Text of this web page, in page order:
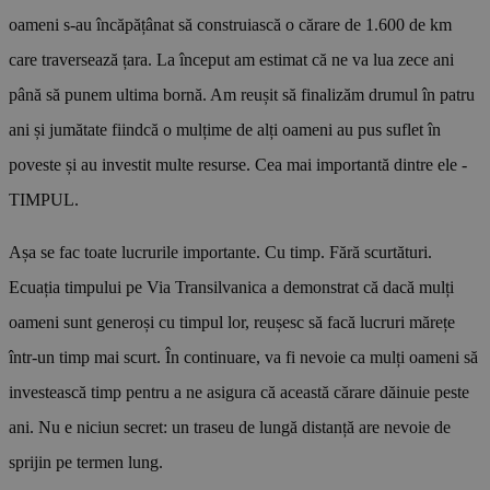
oameni s-au încăpățânat să construiască o cărare de 1.600 de km
care traversează țara. La început am estimat că ne va lua zece ani
până să punem ultima bornă. Am reușit să finalizăm drumul în patru
ani și jumătate fiindcă o mulțime de alți oameni au pus suflet în
poveste și au investit multe resurse. Cea mai importantă dintre ele -
TIMPUL.
Așa se fac toate lucrurile importante. Cu timp. Fără scurtături.
Ecuația timpului pe Via Transilvanica a demonstrat că dacă mulți
oameni sunt generoși cu timpul lor, reușesc să facă lucruri mărețe
într-un timp mai scurt. În continuare, va fi nevoie ca mulți oameni să
investească timp pentru a ne asigura că această cărare dăinuie peste
ani. Nu e niciun secret: un traseu de lungă distanță are nevoie de
sprijin pe termen lung.